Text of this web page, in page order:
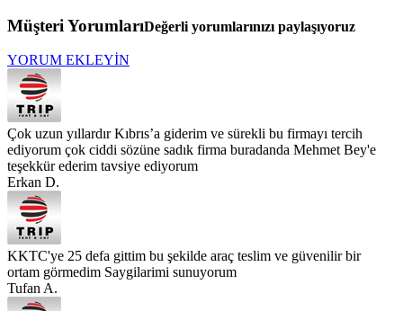
Müşteri YorumlarıDeğerli yorumlarınızı paylaşıyoruz
YORUM EKLEYİN
Çok uzun yıllardır Kıbrıs’a giderim ve sürekli bu firmayı tercih
ediyorum çok ciddi sözüne sadık firma buradanda Mehmet Bey'e
teşekkür ederim tavsiye ediyorum
Erkan D.
KKTC'ye 25 defa gittim bu şekilde araç teslim ve güvenilir bir
ortam görmedim Saygilarimi sunuyorum
Tufan A.